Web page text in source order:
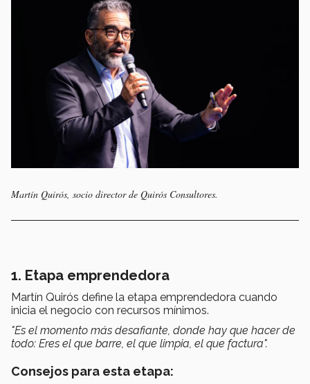
Martín Quirós, socio director de Quirós Consultores.
1. Etapa emprendedora
Martín Quirós define la etapa emprendedora cuando
inicia el negocio con recursos mínimos.
"Es el momento más desafiante, donde hay que hacer de
todo: Eres el que barre, el que limpia, el que factura".
Consejos para esta etapa: